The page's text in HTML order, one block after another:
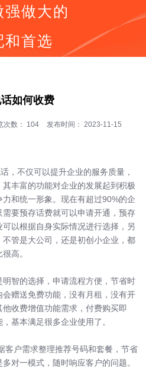
心
务商
强做大的
和首选
如何收费
次数： 104 发布时间： 2023-11-15
，不仅可以提升企业的服务质量，
丰富的功能对企业的发展起到积极
和统一形象。现在有超过90%的企
要预存话费就可以申请开通，预存
以根据自身实际情况进行选择，另
管是大公司，还是初创小企业，都
高。
智的选择，申请流程方便，节省时
赠送免费功能，没有月租，没有开
收费增值功能需求，付费购买即
基本满足很多企业使用了。
客户需求整理推荐号码和套餐，节省
对一模式，随时响应客户的问题。